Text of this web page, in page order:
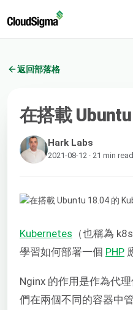
返回部落格
在搭載
Hark Labs
2021-08-12 · 21 min read
Kubernetes （也稱為
學習如何部署一個 PHP
Nginx 的作用是作為代
們在兩個不同的容器中